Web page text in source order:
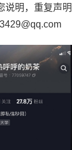
说明，重复声